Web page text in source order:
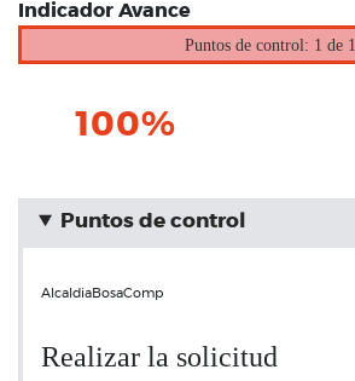
Indicador Avance
Puntos de control: 1 de 1
100%
Puntos de control
AlcaldiaBosaComp
Realizar la solicitud